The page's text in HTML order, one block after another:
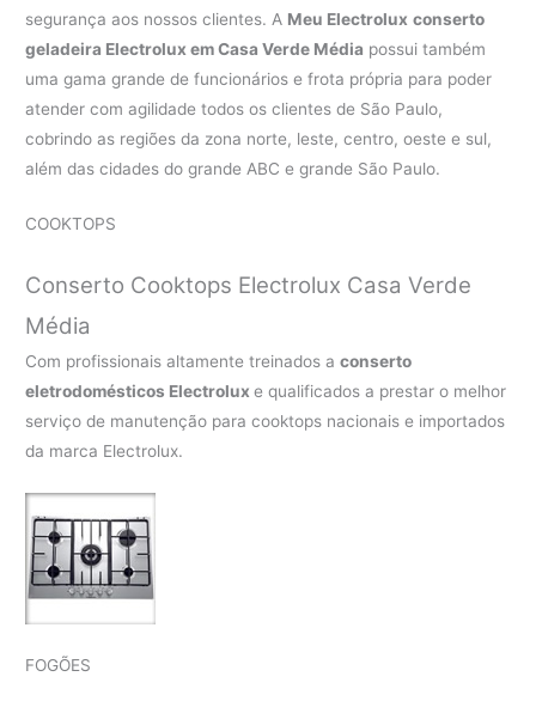
segurança aos nossos clientes. A Meu Electrolux conserto
geladeira Electrolux em Casa Verde Média possui também
uma gama grande de funcionários e frota própria para poder
atender com agilidade todos os clientes de São Paulo,
cobrindo as regiões da zona norte, leste, centro, oeste e sul,
além das cidades do grande ABC e grande São Paulo.
COOKTOPS
Conserto Cooktops Electrolux Casa Verde
Média
Com profissionais altamente treinados aconserto
eletrodomésticos Electroluxe qualificados a prestar o melhor
serviço de manutenção para cooktops nacionais e importados
da marca Electrolux.
FOGÕES